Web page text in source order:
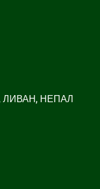
ЛИВАН, НЕПАЛ